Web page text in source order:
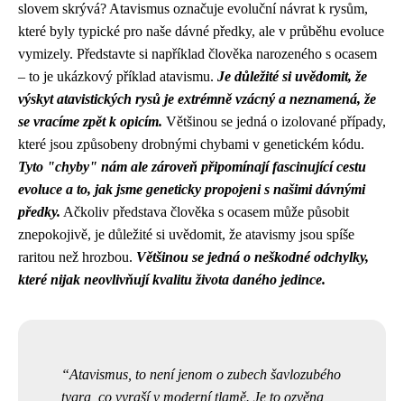
slovem skrývá? Atavismus označuje evoluční návrat k rysům,
které byly typické pro naše dávné předky, ale v průběhu evoluce
vymizely. Představte si například člověka narozeného s ocasem
– to je ukázkový příklad atavismu. Je důležité si uvědomit, že
výskyt atavistických rysů je extrémně vzácný a neznamená, že
se vracíme zpět k opicím. Většinou se jedná o izolované případy,
které jsou způsobeny drobnými chybami v genetickém kódu.
Tyto "chyby" nám ale zároveň připomínají fascinující cestu
evoluce a to, jak jsme geneticky propojeni s našimi dávnými
předky. Ačkoliv představa člověka s ocasem může působit
znepokojivě, je důležité si uvědomit, že atavismy jsou spíše
raritou než hrozbou. Většinou se jedná o neškodné odchylky,
které nijak neovlivňují kvalitu života daného jedince.
Atavismus, to není jenom o zubech šavlozubého
tygra, co vyraší v moderní tlamě. Je to ozvěna